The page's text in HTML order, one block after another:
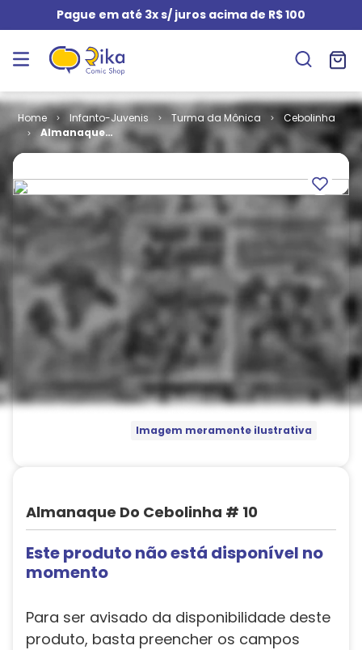
Pague em até 3x s/ juros acima de R$ 100
Infanto-Juvenis Turma da Mônica
Cebolinha
Almanaque
do Cebolinha
Imagem meramente ilustrativa
Almanaque Do Cebolinha # 10
Este produto não está disponível no
momento
Para ser avisado da disponibilidade deste
produto, basta preencher os campos